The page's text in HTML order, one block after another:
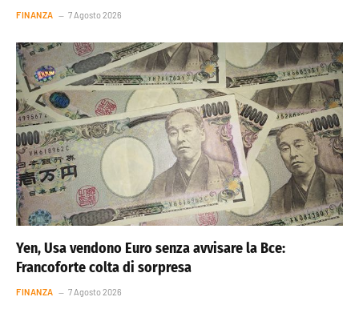
FINANZA 7 Agosto 2026
Yen, Usa vendono Euro senza avvisare la Bce:
Francoforte colta di sorpresa
FINANZA 7 Agosto 2026